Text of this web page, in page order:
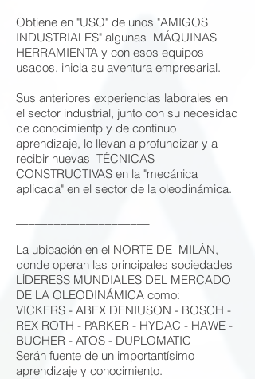
Obtiene en "USO" de unos "AMIGOS
INDUSTRIALES" algunas MÁQUINAS
HERRAMIENTA y con esos equipos
usados, inicia su aventura empresarial.
Sus anteriores experiencias laborales en
el sector industrial, junto con su necesidad
de conocimientp y de continuo
aprendizaje, lo llevan a profundizar y a
recibir nuevas TÉCNICAS
CONSTRUCTIVAS en la "mecánica
aplicada" en el sector de la oleodinámica.
La ubicación en el NORTE DE MILÁN,
donde operan las principales sociedades
LĺDERESS MUNDIALES DEL MERCADO
DE LA OLEODINÁMICA como:
VICKERS - ABEX DENIUSON - BOSCH -
REX ROTH - PARKER - HYDAC - HAWE -
BUCHER - ATOS - DUPLOMATIC
Serán fuente de un importantísimo
aprendizaje y conocimiento.